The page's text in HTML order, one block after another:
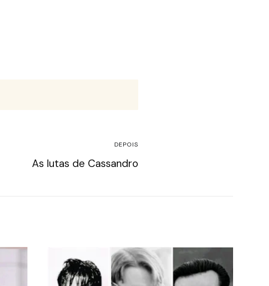
DEPOIS
As lutas de Cassandro